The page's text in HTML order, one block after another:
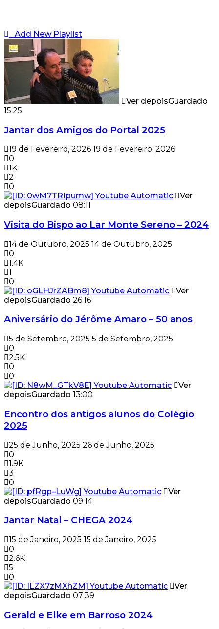
Add New Playlist
Ver depoisGuardado
15:25
Jantar dos Amigos do Portal 2025
19 de Fevereiro, 2026 19 de Fevereiro, 2026
0
1K
2
0
Ver
depoisGuardado 08:11
Visita do Bispo ao Lar Monte Sereno – 2024
14 de Outubro, 2025 14 de Outubro, 2025
0
1.4K
1
0
Ver
depoisGuardado 26:16
Aniversário do Jérôme Amaro – 50 anos
5 de Setembro, 2025 5 de Setembro, 2025
0
2.5K
0
0
Ver
depoisGuardado 13:00
Encontro dos antigos alunos do Colégio
2025
25 de Junho, 2025 26 de Junho, 2025
0
1.9K
3
0
Ver
depoisGuardado 09:14
Jantar Natal – CHEGA 2024
15 de Janeiro, 2025 15 de Janeiro, 2025
0
2.6K
5
0
Ver
depoisGuardado 07:39
Gerald e Elke em Barroso 2024